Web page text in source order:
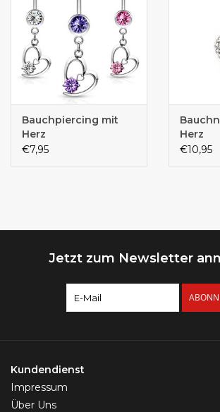
Bauchpiercing mit
Herz
€7,95
Herz
€10,95
Jetzt zum Newsletter
Kundendienst
Impressum
Über Uns